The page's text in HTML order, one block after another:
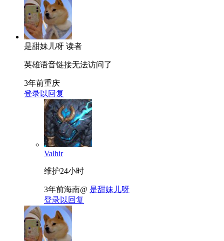
是甜妹儿呀 读者
英雄语音链接无法访问了
3年前重庆
登录以回复
Valhir
维护24小时
3年前海南@ 是甜妹儿呀
登录以回复